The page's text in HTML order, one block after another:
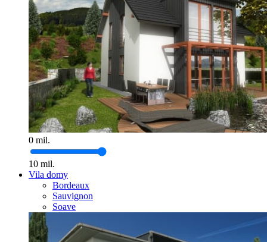
0 mil.
10 mil.
Vila domy
Bordeaux
Sauvignon
Soave